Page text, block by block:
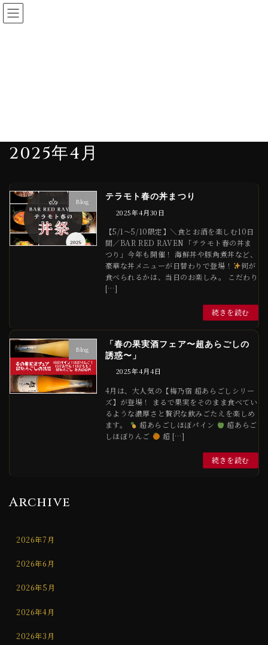
コ
ン
ッ
ナ
ビ
移
2025年4月
Blog テラモト春の丼まつり
2025年4月30日
【5/1〜5/10限定】＼食とお酒を楽しむ10日
間／BAR RED RAVEN「テラモト春の丼ま
つり」今年も開催！ 海鮮丼や豚角煮丼など、
豪華な丼メニューが日替わりで登場！
何が
食べられるかは、当日のお楽しみ。 こだわり
[…]
続きを読む
Blog
「春の果実酒フェア〜超あらごしの
誘惑〜」
2025年4月4日
4月は、大人気の【梅乃宿 超あらごしシリー
ズ】が登場！ まるで果実をそのまま食べてい
るような濃厚さと贅沢な飲みごたえを楽しめ
ます。
超あらごしほぼパイン
超あらご
しほぼりんご
超 […]
続きを読む
Archive
2026年7月
2026年6月
2026年5月
2026年4月
2026年3月